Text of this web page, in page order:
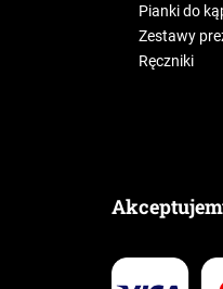
Pianki do
Zestawy
Ręczniki